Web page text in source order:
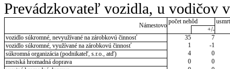
Prevádzkovateľ vozidla, u vodičov
Námestovo
počet nehôd
+/-
vozidlo súkromné, nevyužívané na zárobkovú činnosť
35
7
vozidlo súkromné, využívané na zárobkovú činnosť
1
-1
súkromná organizácia (podnikateľ, s.r.o., atď)
4
0
mestská hromadná doprava
0
0